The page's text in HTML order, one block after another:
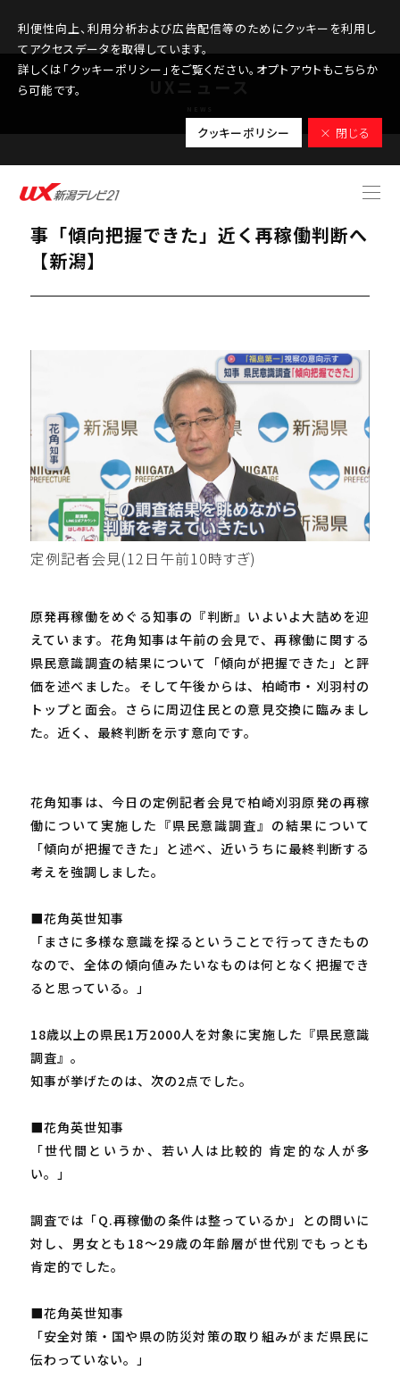
利便性向上、利用分析および広告配信等のためにクッキーを利用し
てアクセスデータを取得しています。
詳しくは「クッキーポリシー」をご覧ください。オプトアウトもこちらか
ら可能です。
クッキーポリシー × 閉じる
2025.11.12
【柏崎刈羽原発｜県民意識調査】花角知
事「傾向把握できた」近く再稼働判断へ
【新潟】
定例記者会見(12日午前10時すぎ)
原発再稼働をめぐる知事の『判断』いよいよ大詰めを迎
えています。花角知事は午前の会見で、再稼働に関する
県民意識調査の結果について「傾向が把握できた」と評
価を述べました。そして午後からは、柏崎市・刈羽村の
トップと面会。さらに周辺住民との意見交換に臨みまし
た。近く、最終判断を示す意向です。
花角知事は、今日の定例記者会見で柏崎刈羽原発の再稼
働について実施した『県民意識調査』の結果について
「傾向が把握できた」と述べ、近いうちに最終判断する
考えを強調しました。
■花角英世知事
「まさに多様な意識を探るということで行ってきたもの
なので、全体の傾向値みたいなものは何となく把握でき
ると思っている。」
18歳以上の県民1万2000人を対象に実施した『県民意識
調査』。
知事が挙げたのは、次の2点でした。
■花角英世知事
「世代間というか、若い人は比較的 肯定的な人が多
い。」
調査では「Q.再稼働の条件は整っているか」との問いに
対し、男女とも18～29歳の年齢層が世代別でもっとも
肯定的でした。
■花角英世知事
「安全対策・国や県の防災対策の取り組みがまだ県民に
伝わっていない。」